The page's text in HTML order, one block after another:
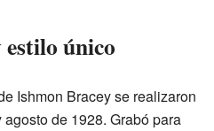
estilo único
Ishmon Bracey se realizaron
agosto de 1928. Grabó para